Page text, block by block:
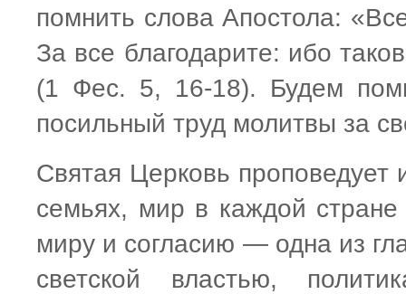
помнить слова Апостола:
За все благодарите: ибо
(1 Фес. 5, 16-18). Будем
посильный труд молитвы за
Святая Церковь
семьях, мир в каждой
миру и согласию — одна из
светской властью,